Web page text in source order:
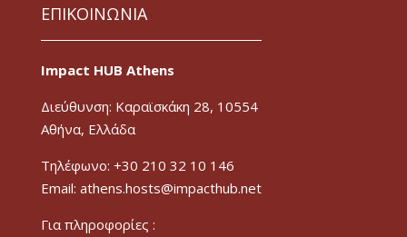
ΕΠΙΚΟΙΝΩΝΙΑ
Impact HUB Athens
Διεύθυνση: Καραϊσκάκη 28, 10554
Αθήνα, Ελλάδα
Τηλέφωνο: +30 210 32 10 146
Email: athens.hosts@impacthub.net
Για πληροφορίες :